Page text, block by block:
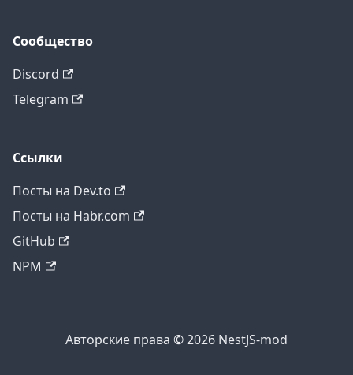
Сообщество
Discord
Telegram
Ссылки
Посты на Dev.to
Посты на Habr.com
GitHub
NPM
Авторские права © 2026 NestJS-mod